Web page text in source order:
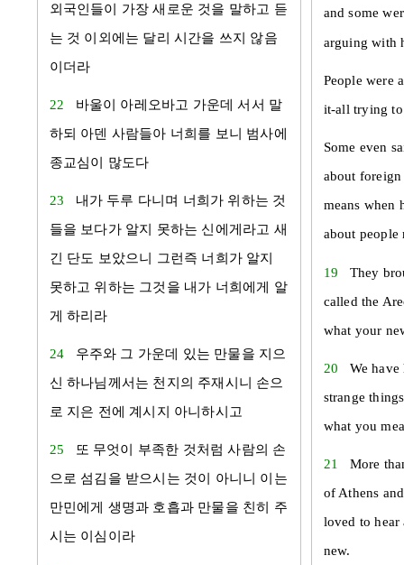
외국인들이 가장 새로운 것을 말하고 듣
는 것 이외에는 달리 시간을 쓰지 않음
이더라
22 바울이 아레오바고 가운데 서서 말
하되 아덴
사람들아 너희를 보니 범사에
종교심이 많도다
23 내가 두루 다니며 너희가 위하는 것
들을 보다가 알지 못하는 신에게라고 새
긴 단도 보았으니 그런즉 너희가 알지
못하고 위하는 그것을 내가 너희에게 알
게 하리라
24 우주와 그 가운데 있는 만물을 지으
신 하나님께서는 천지의 주재시니 손으
로 지은 전에 계시지 아니하시고
25
또 무엇이 부족한 것처럼 사람의 손
으로 섬김을 받으시는 것이 아니니 이는
만민에게 생명과 호흡과 만물을 친히 주
시는 이심이라
and some
arguing with
People were
it-all trying to
Some even
about
means when
about
19 They
called the
what your
20 We have
strange
what you
21 More
of Athens
loved to
new.